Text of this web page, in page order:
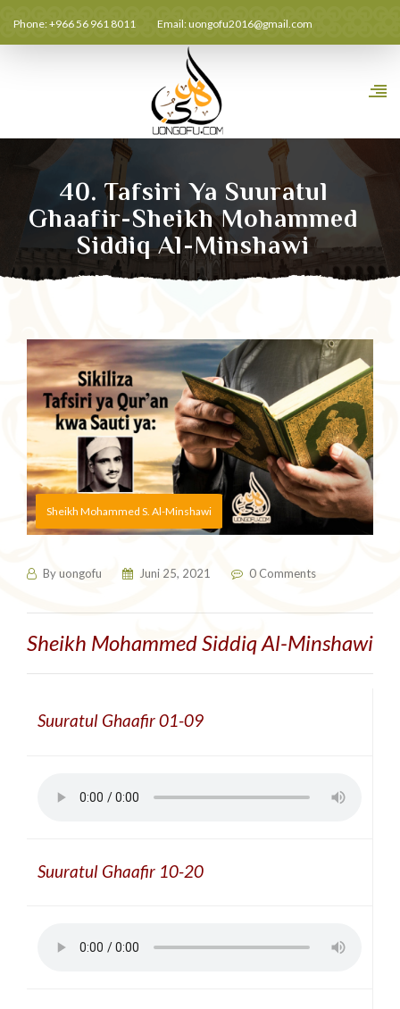
Phone: +966 56 961 8011 Email:uongofu2016@gmail.com
40. Tafsiri Ya Suuratul
Ghaafir-Sheikh Mohammed
Siddiq Al-Minshawi
Sheikh Mohammed S. Al-Minshawi
Byuongofu Juni 25, 2021 0 Comments
Sheikh Mohammed Siddiq Al-Minshawi
Suuratul Ghaafir 01-09
Suuratul Ghaafir 10-20